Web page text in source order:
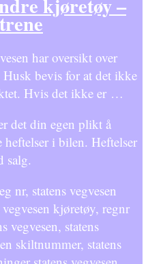
kjøretøy –
har oversikt over
bevis for at det ikke
Hvis det ikke er …
det din egen plikt å
i bilen. Heftelser
salg.
nr, statens vegvesen
kjøretøy, regnr
vegvesen, statens
skiltnummer, statens